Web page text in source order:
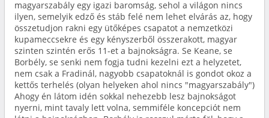
magyarszabály egy igazi baromság, sehol a világon nincs
ilyen, semelyik edző és stáb felé nem lehet elvárás az, hogy
összetudjon rakni egy ütőképes csapatot a nemzetközi
kupameccsekre és egy kényszerből összerakott, magyar
szinten szintén erős 11-et a bajnokságra. Se Keane, se
Borbély, se senki nem fogja tudni kezelni ezt a helyzetet,
nem csak a Fradinál, nagyobb csapatoknál is gondot okoz a
kettős terhelés (olyan helyeken ahol nincs "magyarszabály")
Ahogy én látom idén sokkal nehezebb lesz bajnokságot
nyerni, mint tavaly lett volna, semmiféle koncepciót nem